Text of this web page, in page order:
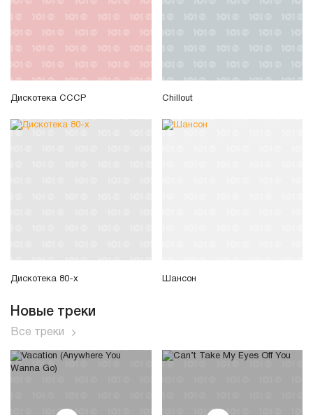
Дискотека СССР Chillout
Дискотека 80-х Шансон
Новые треки
Все треки